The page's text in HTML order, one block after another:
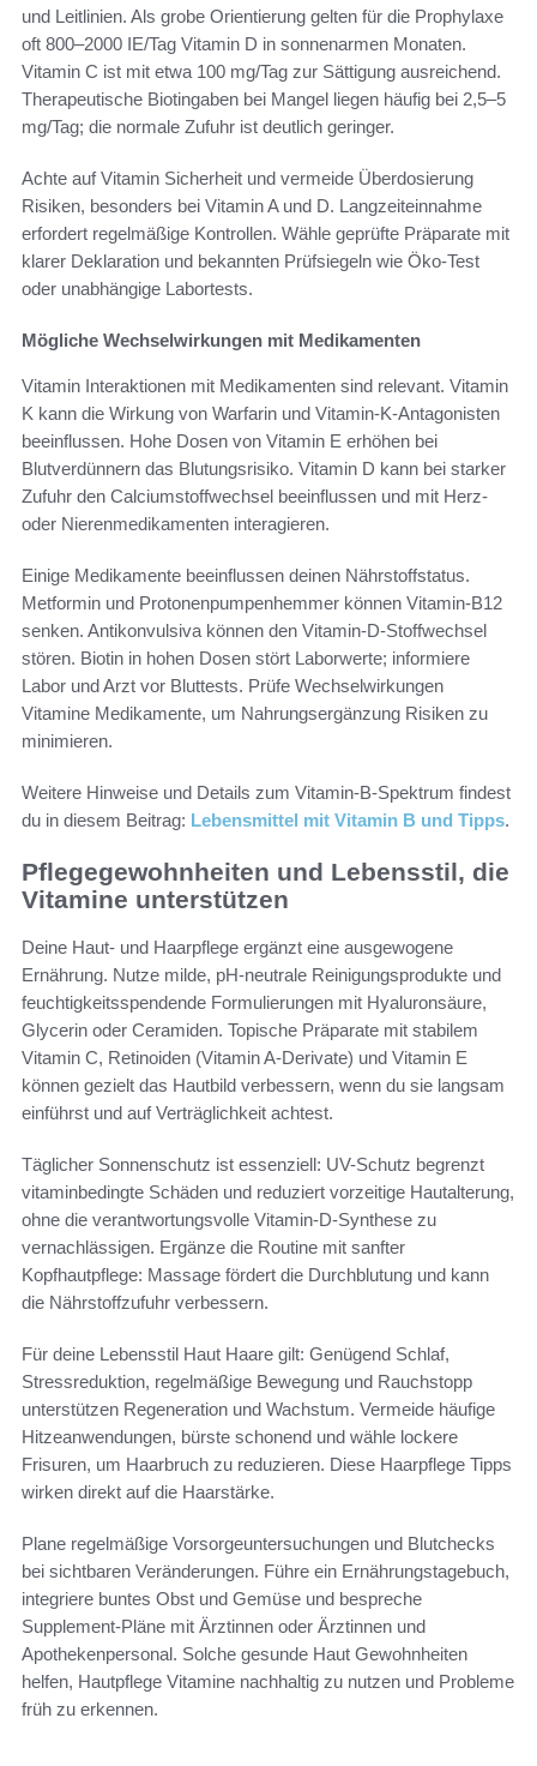
und Leitlinien. Als grobe Orientierung gelten für die Prophylaxe
oft 800–2000 IE/Tag Vitamin D in sonnenarmen Monaten.
Vitamin C ist mit etwa 100 mg/Tag zur Sättigung ausreichend.
Therapeutische Biotingaben bei Mangel liegen häufig bei 2,5–5
mg/Tag; die normale Zufuhr ist deutlich geringer.
Achte auf Vitamin Sicherheit und vermeide Überdosierung
Risiken, besonders bei Vitamin A und D. Langzeiteinnahme
erfordert regelmäßige Kontrollen. Wähle geprüfte Präparate mit
klarer Deklaration und bekannten Prüfsiegeln wie Öko‑Test
oder unabhängige Labortests.
Mögliche Wechselwirkungen mit Medikamenten
Vitamin Interaktionen mit Medikamenten sind relevant. Vitamin
K kann die Wirkung von Warfarin und Vitamin‑K‑Antagonisten
beeinflussen. Hohe Dosen von Vitamin E erhöhen bei
Blutverdünnern das Blutungsrisiko. Vitamin D kann bei starker
Zufuhr den Calciumstoffwechsel beeinflussen und mit Herz‑
oder Nierenmedikamenten interagieren.
Einige Medikamente beeinflussen deinen Nährstoffstatus.
Metformin und Protonenpumpenhemmer können Vitamin‑B12
senken. Antikonvulsiva können den Vitamin‑D‑Stoffwechsel
stören. Biotin in hohen Dosen stört Laborwerte; informiere
Labor und Arzt vor Bluttests. Prüfe Wechselwirkungen
Vitamine Medikamente, um Nahrungsergänzung Risiken zu
minimieren.
Weitere Hinweise und Details zum Vitamin‑B‑Spektrum findest
du in diesem Beitrag: Lebensmittel mit Vitamin B und Tipps.
Pflegegewohnheiten und Lebensstil, die
Vitamine unterstützen
Deine Haut- und Haarpflege ergänzt eine ausgewogene
Ernährung. Nutze milde, pH-neutrale Reinigungsprodukte und
feuchtigkeitsspendende Formulierungen mit Hyaluronsäure,
Glycerin oder Ceramiden. Topische Präparate mit stabilem
Vitamin C, Retinoiden (Vitamin A‑Derivate) und Vitamin E
können gezielt das Hautbild verbessern, wenn du sie langsam
einführst und auf Verträglichkeit achtest.
Täglicher Sonnenschutz ist essenziell: UV-Schutz begrenzt
vitaminbedingte Schäden und reduziert vorzeitige Hautalterung,
ohne die verantwortungsvolle Vitamin-D-Synthese zu
vernachlässigen. Ergänze die Routine mit sanfter
Kopfhautpflege: Massage fördert die Durchblutung und kann
die Nährstoffzufuhr verbessern.
Für deine Lebensstil Haut Haare gilt: Genügend Schlaf,
Stressreduktion, regelmäßige Bewegung und Rauchstopp
unterstützen Regeneration und Wachstum. Vermeide häufige
Hitzeanwendungen, bürste schonend und wähle lockere
Frisuren, um Haarbruch zu reduzieren. Diese Haarpflege Tipps
wirken direkt auf die Haarstärke.
Plane regelmäßige Vorsorgeuntersuchungen und Blutchecks
bei sichtbaren Veränderungen. Führe ein Ernährungstagebuch,
integriere buntes Obst und Gemüse und bespreche
Supplement-Pläne mit Ärztinnen oder Ärztinnen und
Apothekenpersonal. Solche gesunde Haut Gewohnheiten
helfen, Hautpflege Vitamine nachhaltig zu nutzen und Probleme
früh zu erkennen.